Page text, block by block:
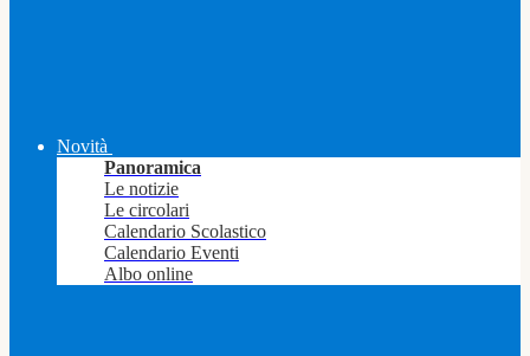
Novità
Panoramica
Le notizie
Le circolari
Calendario Scolastico
Calendario Eventi
Albo online